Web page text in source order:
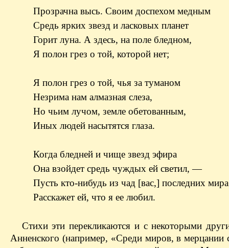
Прозрачна высь. Своим доспехом медным
Средь ярких звезд и ласковых планет
Горит луна. А здесь, на поле бледном,
Я полон грез о той, которой нет;
Я полон грез о той, чья за туманом
Незрима нам алмазная слеза,
Но чьим лучом, земле обетованным,
Иных людей насытятся глаза.
Когда бледней и чище звезд эфира
Она взойдет средь чуждых ей светил, —
Пусть кто-нибудь из чад [вас,] последних
Расскажет ей, что я ее любил.
Стихи эти перекликаются и с некоторыми
Анненского (например, «Среди миров, в мерцании